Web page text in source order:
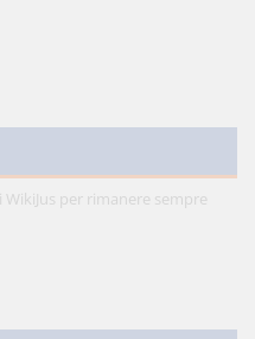
per rimanere sempre